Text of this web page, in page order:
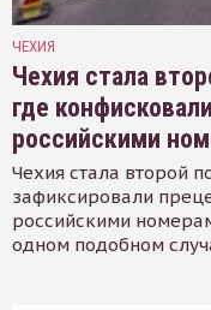
ЧЕХИЯ
Чехия стала
где
российскими
Чехия стала второй
зафиксировали
российскими
одном подобном